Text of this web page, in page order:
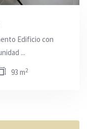
Edificio con
...
93 m2